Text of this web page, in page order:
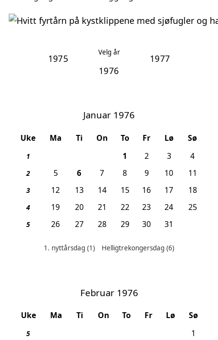
1975
Velg år
1977
Januar 1976
Uke Ma Ti On To Fr Lø Sø
1 1 , 1. nyttårsdag
2 3 4
2 5 6, Helligtrekongersdag
7 8 9 10 11
3 12 13 14 15 16 17 18
4 19 20 21 22 23 24 25
5 26 27 28 29 30 31
Helligdager denne måneden:
1. nyttårsdag(1) Helligtrekongersdag (6)
Februar 1976
Uke Ma Ti On To Fr Lø Sø
5 1